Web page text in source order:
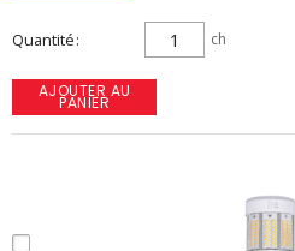
Quantité ch
AJOUTER AU
PANIER